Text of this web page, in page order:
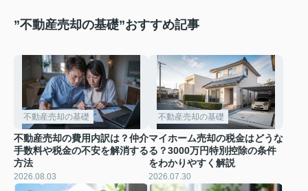
”不動産売却の基礎”おすすめ記事
不動産売却の基礎
不動産売却の費用内訳は？仲介
手数料や税金の不安を解消する
方法
2026.08.03
不動産売却の基礎
マイホーム売却の税金はどうな
る？3000万円特別控除の条件
をわかりやすく解説
2026.07.30